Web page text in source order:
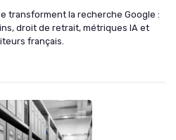
transforment la recherche Google :
droit de retrait, métriques IA et
français.